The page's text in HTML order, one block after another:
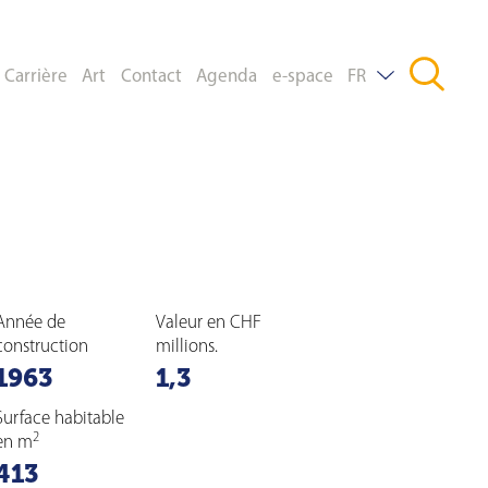
Carrière Art Contact Agenda e-space FR
de
Valeur en CHF
millions.
1,3
habitable
m2